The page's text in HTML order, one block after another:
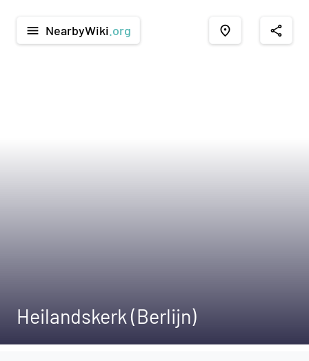
menu NearbyWiki .org place share
Heilandskerk (Berlijn)